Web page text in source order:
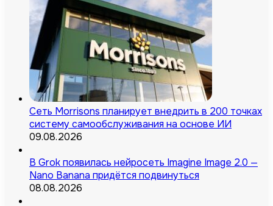
Сеть Morrisons планирует внедрить в 200 точках
систему самообслуживания на основе ИИ
09.08.2026
В Grok появилась нейросеть Imagine Image 2.0 —
Nano Banana придётся подвинуться
08.08.2026